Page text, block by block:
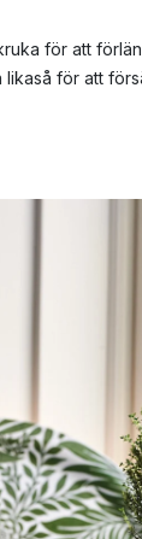
för att
likaså för att